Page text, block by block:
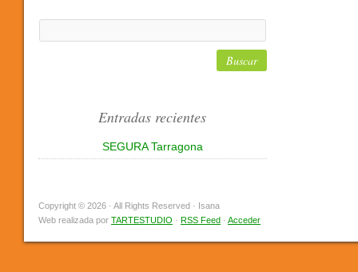
Entradas recientes
SEGURA Tarragona
Copyright © 2026 · All Rights Reserved · Isana
Web realizada por TARTESTUDIO · RSS Feed · Acceder